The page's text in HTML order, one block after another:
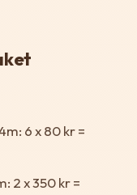
6 x 80 kr =
2 x 350 kr =